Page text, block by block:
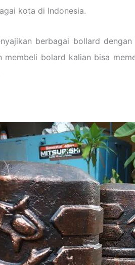
kota di Indonesia.
berbagai bollard
bolard kalian bisa